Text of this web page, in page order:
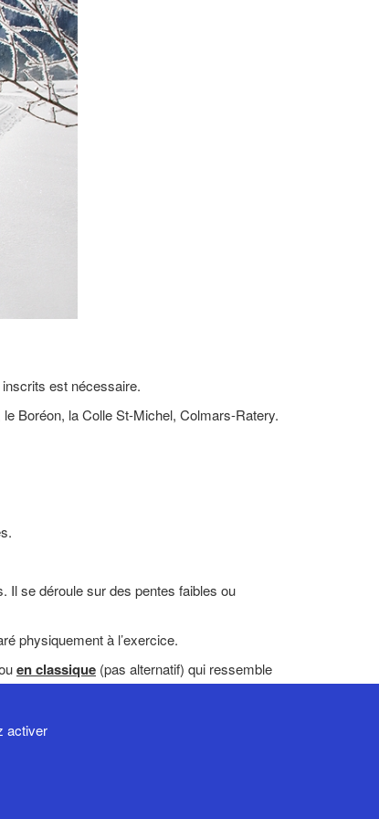
est nécessaire.
Boréon, la Colle St-Michel, Colmars-Ratery.
Il se déroule sur des pentes faibles ou
physiquement à l’exercice.
en classique (pas alternatif) qui ressemble
activer